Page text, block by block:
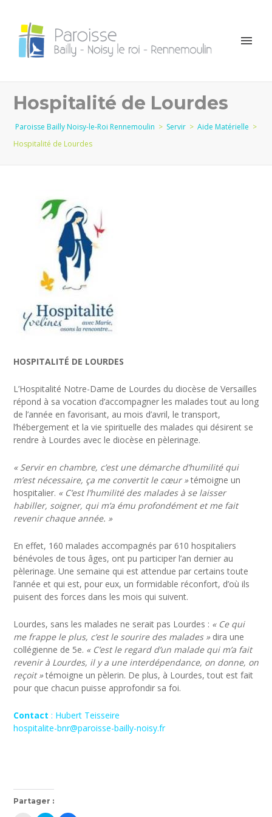
Hospitalité de Lourdes
Paroisse Bailly Noisy-le-Roi Rennemoulin > Servir > Aide Matérielle >
Hospitalité de Lourdes
HOSPITALITÉ DE LOURDES
L’Hospitalité Notre-Dame de Lourdes du diocèse de Versailles
répond à sa vocation d’accompagner les malades tout au long
de l’année en favorisant, au mois d’avril, le transport,
l’hébergement et la vie spirituelle des malades qui désirent se
rendre à Lourdes avec le diocèse en pèlerinage.
« Servir en chambre, c’est une démarche d’humilité qui
m’est nécessaire, ça me convertit le cœur »témoigne un
hospitalier. « C’est l’humilité des malades à se laisser
habiller, soigner, qui m’a ému profondément et me fait
revenir chaque année. »
En effet, 160 malades accompagnés par 610 hospitaliers
bénévoles de tous âges, ont pu participer l’an dernier au
pèlerinage. Une semaine qui est attendue par certains toute
l’année et qui est, pour eux, un formidable réconfort, d’où ils
puisent des forces dans les mois qui suivent.
Lourdes, sans les malades ne serait pas Lourdes : « Ce qui
me frappe le plus, c’est le sourire des malades » dira une
collégienne de 5e. « C’est le regard d’un malade qui m’a fait
revenir à Lourdes, il y a une interdépendance, on donne, on
reçoit »témoigne un pèlerin. De plus, à Lourdes, tout est fait
pour que chacun puisse approfondir sa foi.
Contact : Hubert Teisseire
hospitalite-bnr@paroisse-bailly-noisy.fr
Partager :